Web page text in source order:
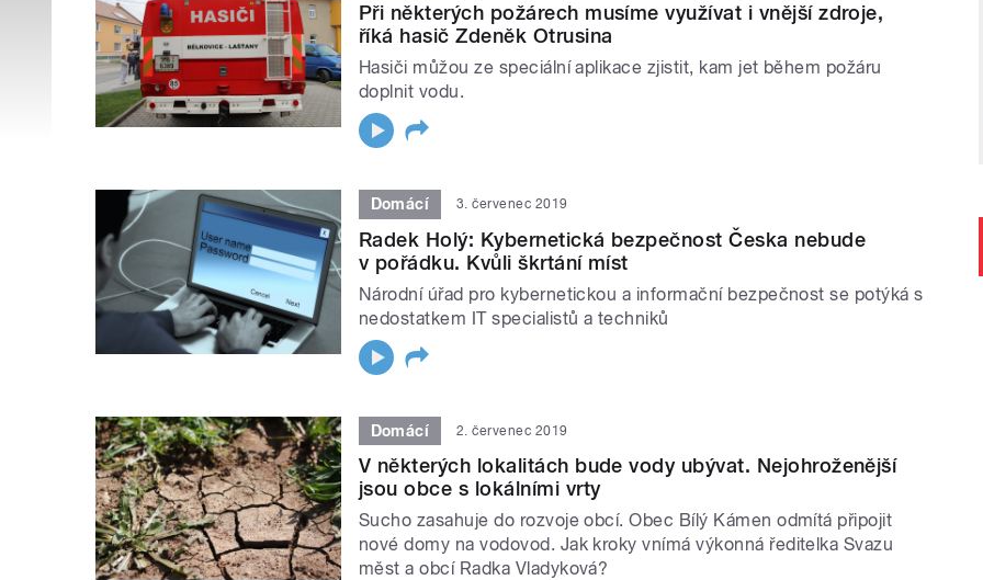
Při některých požárech musíme využívat i vnější zdroje,
říká hasič Zdeněk Otrusina
Hasiči můžou ze speciální aplikace zjistit, kam jet během požáru
doplnit vodu.
Domácí 3. červenec 2019
Radek Holý: Kybernetická bezpečnost Česka nebude
v pořádku. Kvůli škrtání míst
Národní úřad pro kybernetickou a informační bezpečnost se potýká s
nedostatkem IT specialistů a techniků
Domácí 2. červenec 2019
V některých lokalitách bude vody ubývat. Nejohroženější
jsou obce s lokálními vrty
Sucho zasahuje do rozvoje obcí. Obec Bílý Kámen odmítá připojit
nové domy na vodovod. Jak kroky vnímá výkonná ředitelka Svazu
měst a obcí Radka Vladyková?